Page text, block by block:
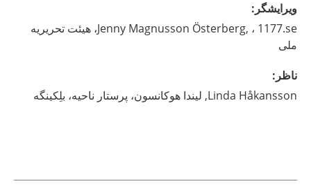
ويرايشگر :
Jenny Magnusson Österberg,
، 1177.se، هیئت تحریریه
ملی
ناظر :
Linda Håkansson, لیندا هوکانسون، پرستار ناحیه، بلِکینگه